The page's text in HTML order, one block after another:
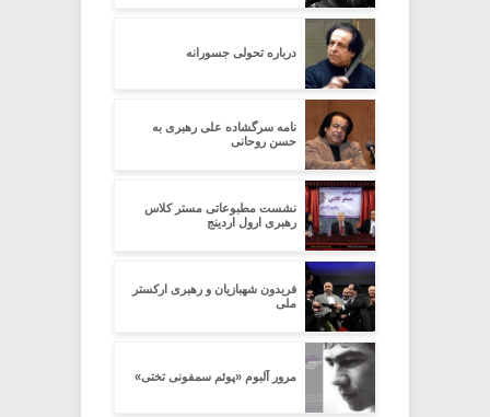
درباره تحولی جسورانه
نامه سرگشاده علی رهبری به
حسن روحانی
نشست مطبوعاتی مستر کلاس
رهبری ارول اردینج
فریدون شهبازیان و رهبری ارکستر
ملی
مرور آلبوم «پوئم سمفونی تختی»